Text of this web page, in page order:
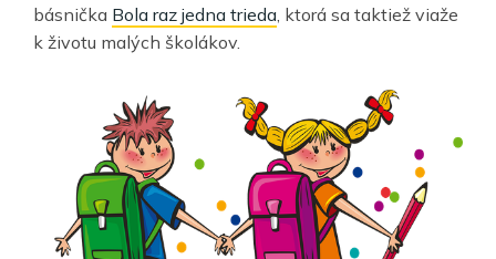
básnička Bola raz jedna trieda, ktorá sa taktiež viaže
k životu malých školákov.